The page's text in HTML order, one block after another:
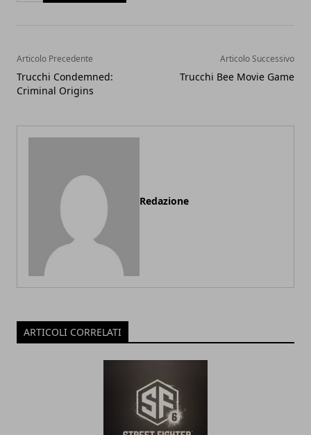
Articolo Precedente
Trucchi Condemned:
Criminal Origins
Articolo Successivo
Trucchi Bee Movie Game
Redazione
ARTICOLI CORRELATI